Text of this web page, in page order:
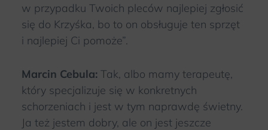
w przypadku Twoich pleców najlepiej zgłosić
się do Krzyśka, bo to on obsługuje ten sprzęt
i najlepiej Ci pomoże”.
Marcin Cebula: Tak, albo mamy terapeutę,
który specjalizuje się w konkretnych
schorzeniach i jest w tym naprawdę świetny.
Ja też jestem dobry, ale on jest jeszcze